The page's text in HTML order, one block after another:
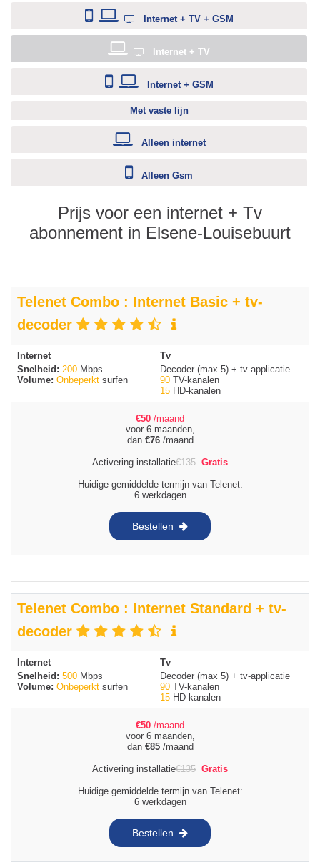
Internet + TV + GSM
Internet + TV
Internet + GSM
Met vaste lijn
Alleen internet
Alleen Gsm
Prijs voor een internet + Tv
abonnement in Elsene-Louisebuurt
Telenet Combo : Internet Basic + tv-
decoder
Internet
Snelheid: 200 Mbps
Volume: Onbeperkt surfen
Tv
Decoder (max 5) + tv-applicatie
90 TV-kanalen
15 HD-kanalen
€50 /maand
voor 6 maanden,
dan €76/maand
Activering installatie€135 Gratis
Huidige gemiddelde termijn van Telenet:
6 werkdagen
Bestellen
Telenet Combo : Internet Standard + tv-
decoder
Internet
Snelheid: 500 Mbps
Volume: Onbeperkt surfen
Tv
Decoder (max 5) + tv-applicatie
90 TV-kanalen
15 HD-kanalen
€50 /maand
voor 6 maanden,
dan €85/maand
Activering installatie€135 Gratis
Huidige gemiddelde termijn van Telenet:
6 werkdagen
Bestellen